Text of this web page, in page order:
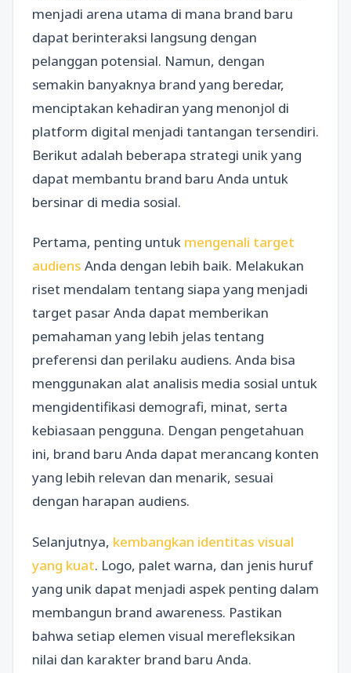
menjadi arena utama di mana brand baru
dapat berinteraksi langsung dengan
pelanggan potensial. Namun, dengan
semakin banyaknya brand yang beredar,
menciptakan kehadiran yang menonjol di
platform digital menjadi tantangan tersendiri.
Berikut adalah beberapa strategi unik yang
dapat membantu brand baru Anda untuk
bersinar di media sosial.
Pertama, penting untuk mengenali target
audiens Anda dengan lebih baik. Melakukan
riset mendalam tentang siapa yang menjadi
target pasar Anda dapat memberikan
pemahaman yang lebih jelas tentang
preferensi dan perilaku audiens. Anda bisa
menggunakan alat analisis media sosial untuk
mengidentifikasi demografi, minat, serta
kebiasaan pengguna. Dengan pengetahuan
ini, brand baru Anda dapat merancang konten
yang lebih relevan dan menarik, sesuai
dengan harapan audiens.
Selanjutnya, kembangkan identitas visual
yang kuat. Logo, palet warna, dan jenis huruf
yang unik dapat menjadi aspek penting dalam
membangun brand awareness. Pastikan
bahwa setiap elemen visual merefleksikan
nilai dan karakter brand baru Anda.